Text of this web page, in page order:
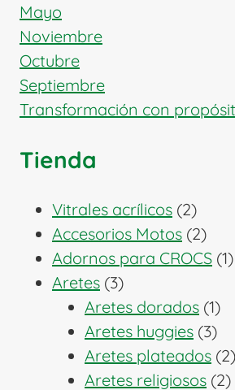
Mayo
Noviembre
Octubre
Septiembre
Transformación con
Tienda
Vitrales acrílicos 22
Accesorios Motos 22
Adornos para CROCS 11
Aretes 33
productos
Aretes dorados 11
Aretes huggies 33
Aretes plateados 22
Aretes religiosos 22